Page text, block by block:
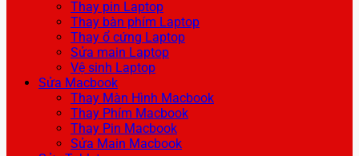
Thay pin Laptop
Thay bàn phím Laptop
Thay ổ cứng Laptop
Sửa main Laptop
Vệ sinh Laptop
Sửa Macbook
Thay Màn Hình Macbook
Thay Phím Macbook
Thay Pin Macbook
Sửa Main Macbook